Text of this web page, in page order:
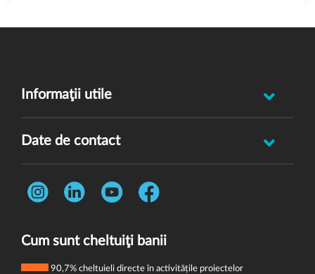
Informaţii utile
Întrebări frecvente
Politica de cookie-uri
Date de contact
Str. Rotasului, Nr. 7, Sector 1, Bucuresti, 012167
Telefon:
0731 444 013
Cum sunt cheltuiţi banii
90,7% cheltuieli directe în activitățile proiectelor